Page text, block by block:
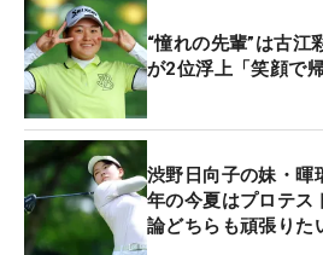
て奥に行ったり、なかなかパー
した」。難しいピンに対して
ず、2～3メートルのパーパット
しが、5つのボギーに繋がった。
首位と10打差は絶望的と言っ
単に白旗を揚げるわけにはいか
めないでやる、そこだけは守っ
“憧れの先輩”は古
が2位浮上「笑顔で
渋野日向子の妹・
年の今夏はプロテス
論どちらも頑張りた